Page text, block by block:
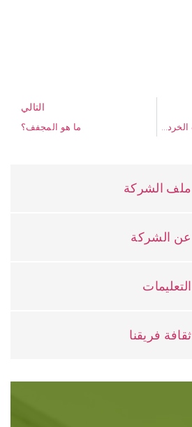
الانحلال الحراري للإطارات الخردة بالزيوليت USY
التالي
ما هو المجفف؟
ملف الشركة
عن الشركة
التعليمات
ثقافة فريقنا